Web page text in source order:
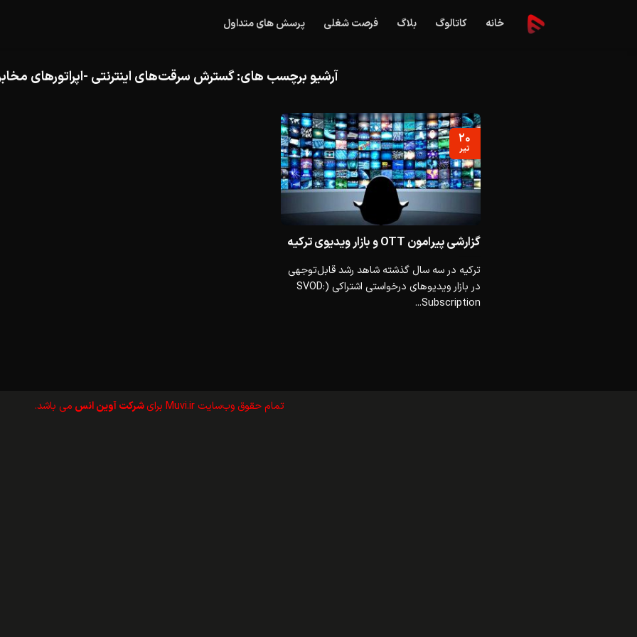
خانه کاتالوگ بلاگ فرصت شغلی پرسش های متداول
آرشیو برچسب های:گسترش سرقت‌های اینترنتی -اپراتورهای
گزارشی پیرامون OTT و بازار ویدیوی ترکیه
ترکیه در سه سال گذشته شاهد رشد قابل‌توجهی
در بازار ویدیوهای درخواستی اشتراکی (SVOD:
Subscription...
۲۰
تیر
تمام حقوق وب‌سايت Muvi.ir برای شرکت آوین انس می باشد.